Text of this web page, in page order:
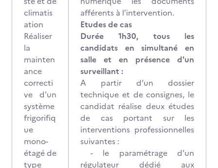
climatis
ation
Réaliser
la
mainten
ance
correcti
ve d'un
système
frigorifiq
ue
mono-
étagé de
type
afférents à l’intervention.
Etudes de cas
Durée 1h30, tous les
candidats en simultané en
salle et en présence d'un
surveillant :
A partir d’un dossier
technique et de consignes, le
candidat réalise deux études
de cas portant sur les
interventions professionnelles
suivantes :
- le paramétrage d’un
régulateur dédié aux